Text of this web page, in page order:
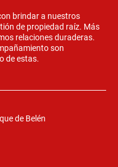
brindar a nuestros
de propiedad raíz. Más
relaciones duraderas.
son
de estas.
de Belén